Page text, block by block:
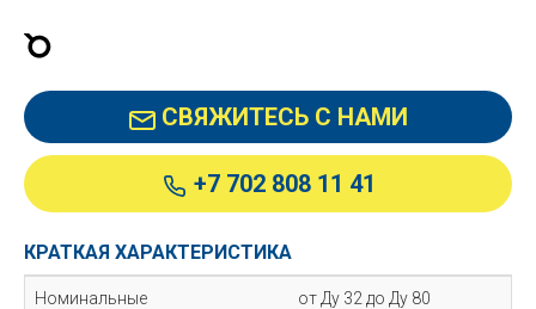
СВЯЖИТЕСЬ С НАМИ
+7 702 808 11 41
КРАТКАЯ ХАРАКТЕРИСТИКА
Номинальные
от Ду 32 до Ду 80